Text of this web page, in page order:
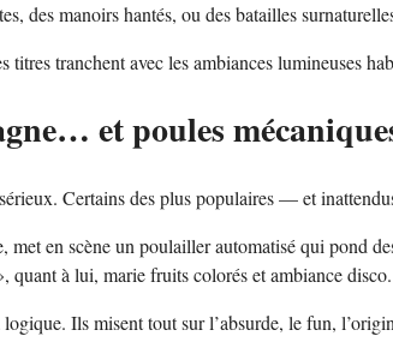
des manoirs hantés, ou des batailles
titres tranchent avec les ambiances lumineuses
et poules
Certains des plus populaires — et
en scène un poulailler automatisé qui pond
quant à lui, marie fruits colorés et ambiance disco.
Ils misent tout sur l’absurde, le fun,